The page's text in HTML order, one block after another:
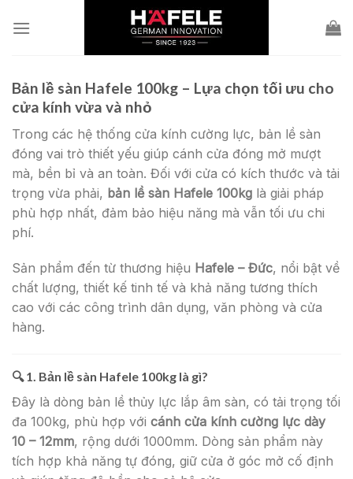
Bản lề sàn Hafele 100kg – Lựa chọn tối ưu cho
cửa kính vừa và nhỏ
Trong các hệ thống cửa kính cường lực, bản lề sàn
đóng vai trò thiết yếu giúp cánh cửa đóng mở mượt
mà, bền bỉ và an toàn. Đối với cửa có kích thước và tải
trọng vừa phải, bản lề sàn Hafele 100kg là giải pháp
phù hợp nhất, đảm bảo hiệu năng mà vẫn tối ưu chi
phí.
Sản phẩm đến từ thương hiệu Hafele – Đức, nổi bật về
chất lượng, thiết kế tinh tế và khả năng tương thích
cao với các công trình dân dụng, văn phòng và cửa
hàng.
🔍 1. Bản lề sàn Hafele 100kg là gì?
Đây là dòng bản lề thủy lực lắp âm sàn, có tải trọng tối
đa 100kg, phù hợp với cánh cửa kính cường lực dày
10 – 12mm, rộng dưới 1000mm. Dòng sản phẩm này
tích hợp khả năng tự đóng, giữ cửa ở góc mở cố định